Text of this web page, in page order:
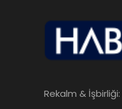
Rekalm & İşbirliği: